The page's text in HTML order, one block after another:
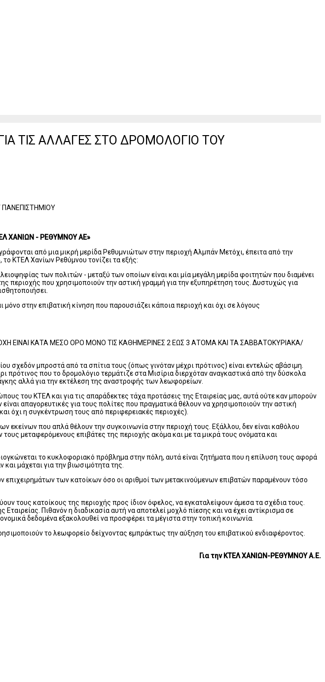
ΤΙΣ ΑΛΛΑΓΕΣ ΣΤΟ ΔΡΟΜΟΛΟΓΙΟ ΤΟΥ
ΧΑΝΙΩΝ - ΡΕΘΥΜΝΟΥ ΑΕ»
από μια μικρή μερίδα Ρεθυμνιώτων στην περιοχή Αλμπάν Μετόχι, έπειτα από την
ΚΤΕΛ Χανίων Ρεθύμνου τονίζει τα εξής:
των πολιτών - μεταξύ των οποίων είναι και μία μεγάλη μερίδα φοιτητών που διαμένει
περιοχής που χρησιμοποιούν την αστική γραμμή για την εξυπηρέτηση τους. Δυστυχώς για
στην επιβατική κίνηση που παρουσιάζει κάποια περιοχή και όχι σε λόγους
ΕΙΝΑΙ ΚΑΤΑ ΜΕΣΟ ΟΡΟ ΜΟΝΟ ΤΙΣ ΚΑΘΗΜΕΡΙΝΕΣ 2 ΕΩΣ 3 ΑΤΟΜΑ ΚΑΙ ΤΑ ΣΑΒΒΑΤΟΚΥΡΙΑΚΑ/
μπροστά από τα σπίτια τους (όπως γινόταν μέχρι πρότινος) είναι εντελώς αβάσιμη.
που το δρομολόγιο τερμάτιζε στα Μισίρια διερχόταν αναγκαστικά από την δύσκολα
αλλά για την εκτέλεση της αναστροφής των λεωφορείων.
του ΚΤΕΛ και για τις απαράδεκτες τάχα προτάσεις της Εταιρείας μας, αυτά ούτε καν μπορούν
απαγορευτικές για τους πολίτες που πραγματικά θέλουν να χρησιμοποιούν την αστική
όχι η συγκέντρωση τους από περιφερειακές περιοχές).
που απλά θέλουν την συγκοινωνία στην περιοχή τους. Εξάλλου, δεν είναι καθόλου
μεταφερόμενους επιβάτες της περιοχής ακόμα και με τα μικρά τους ονόματα και
το κυκλοφοριακό πρόβλημα στην πόλη, αυτά είναι ζητήματα που η επίλυση τους αφορά
μάχεται για την βιωσιμότητα της.
των κατοίκων όσο οι αριθμοί των μετακινούμενων επιβατών παραμένουν τόσο
τους κατοίκους της περιοχής προς ίδιον όφελος, να εγκαταλείψουν άμεσα τα σχέδια τους.
Πιθανόν η διαδικασία αυτή να αποτελεί μοχλό πίεσης και να έχει αντίκρισμα σε
δεδομένα εξακολουθεί να προσφέρει τα μέγιστα στην τοπική κοινωνία.
το λεωφορείο δείχνοντας εμπράκτως την αύξηση του επιβατικού ενδιαφέροντος.
Για την ΚΤΕΛ ΧΑΝΙΩΝ-ΡΕΘΥΜΝΟΥ Α.Ε.